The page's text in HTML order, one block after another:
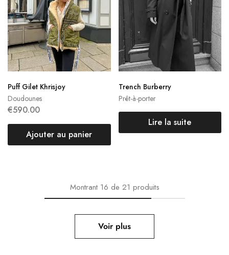
Doudounes
Puff Gilet Khrisjoy
€590.00
Ajouter au panier
Prêt-à-porter
Trench Burberry
Lire la suite
Montrant16 de 21 produits
Voir plus